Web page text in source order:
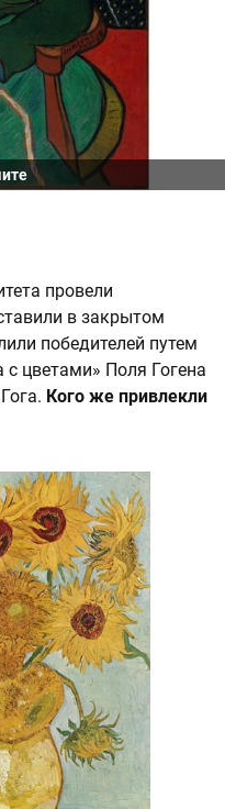
провели
в закрытом
победителей путем
цветами» Поля Гогена
Кого же привлекли
пчел. Подопытные
с цветами,
Особенно пчелам
Ван Гога.